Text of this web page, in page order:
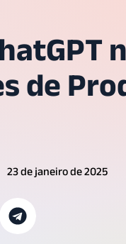
de
23 de janeiro de 2025